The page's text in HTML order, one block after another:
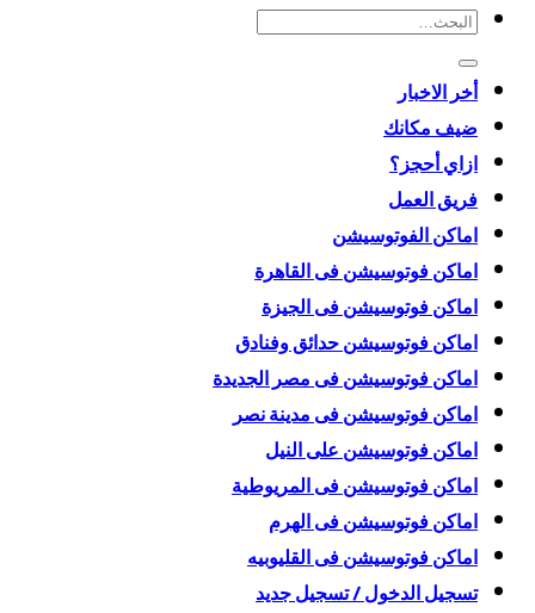
البحث
عن:
أخر الاخبار
ضيف مكانك
ازاي أحجز؟
فريق العمل
اماكن الفوتوسيشن
اماكن فوتوسيشن فى القاهرة
اماكن فوتوسيشن فى الجيزة
اماكن فوتوسيشن حدائق وفنادق
اماكن فوتوسيشن فى مصر الجديدة
اماكن فوتوسيشن فى مدينة نصر
اماكن فوتوسيشن على النيل
اماكن فوتوسيشن فى المريوطية
اماكن فوتوسيشن فى الهرم
اماكن فوتوسيشن فى القليوبيه
تسجيل الدخول / تسجيل جديد